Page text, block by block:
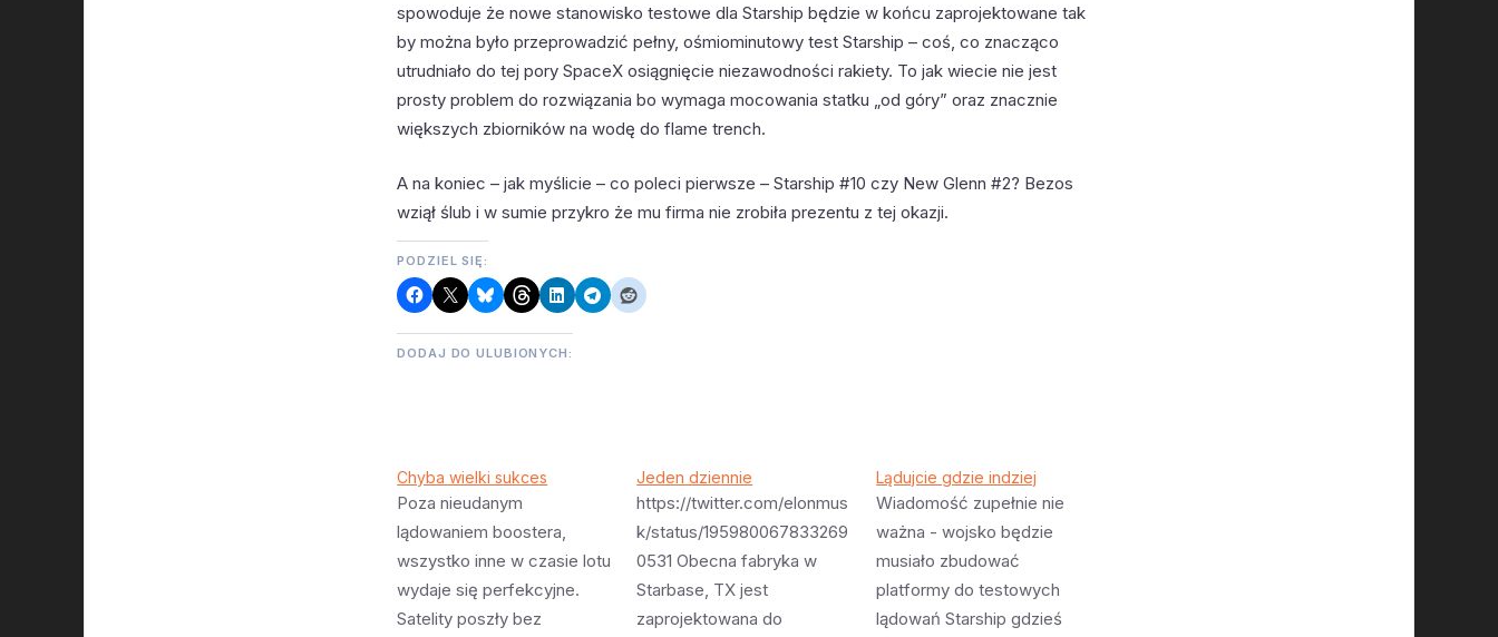
spowoduje że nowe stanowisko testowe dla Starship będzie w końcu zaprojektowane tak
by można było przeprowadzić pełny, ośmiominutowy test Starship – coś, co znacząco
utrudniało do tej pory SpaceX osiągnięcie niezawodności rakiety. To jak wiecie nie jest
prosty problem do rozwiązania bo wymaga mocowania statku „od góry” oraz znacznie
większych zbiorników na wodę do flame trench.
A na koniec – jak myślicie – co poleci pierwsze – Starship #10 czy New Glenn #2? Bezos
wziął ślub i w sumie przykro że mu firma nie zrobiła prezentu z tej okazji.
PODZIEL SIĘ:
DODAJ DO ULUBIONYCH:
Chyba wielki sukces
Poza nieudanym
lądowaniem boostera,
wszystko inne w czasie lotu
wydaje się perfekcyjne.
Satelity poszły bez
Jeden dziennie
https://twitter.com/elonmus
k/status/195980067833269
0531 Obecna fabryka w
Starbase, TX jest
zaprojektowana do
Lądujcie gdzie indziej
Wiadomość zupełnie nie
ważna - wojsko będzie
musiało zbudować
platformy do testowych
lądowań Starship gdzieś